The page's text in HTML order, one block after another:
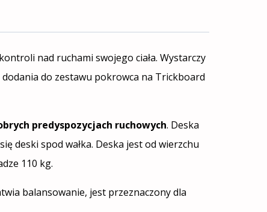
nad ruchami swojego ciała. Wystarczy
do zestawu pokrowca na Trickboard
predyspozycjach ruchowych. Deska
deski spod wałka. Deska jest od wierzchu
110 kg.
balansowanie, jest przeznaczony dla